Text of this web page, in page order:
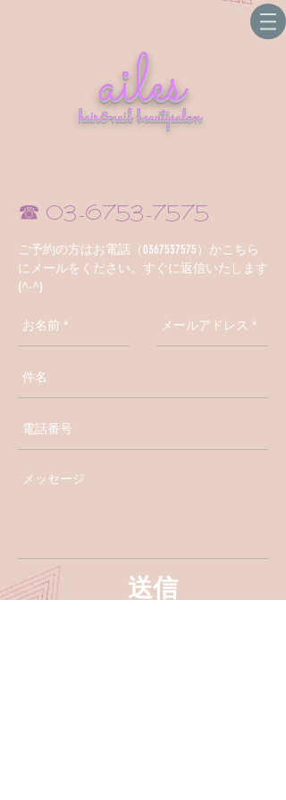
hair&nail beautysalon
ailes
​☎ 03-6753-7575
​ご予約の方はお電話（0367537575）かこちら
にメールをください。すぐに返信いたします
(^-^)
送信